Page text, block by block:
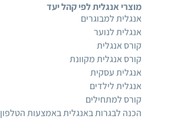
מוצרי אנגלית לפי קהל יעד
אנגלית למבוגרים
אנגלית לנוער
קורס אנגלית
קורס אנגלית מקוונת
אנגלית עסקית
אנגלית לילדים
קורס למתחילים
הכנה לבגרות באנגלית באמצעות הטלפון